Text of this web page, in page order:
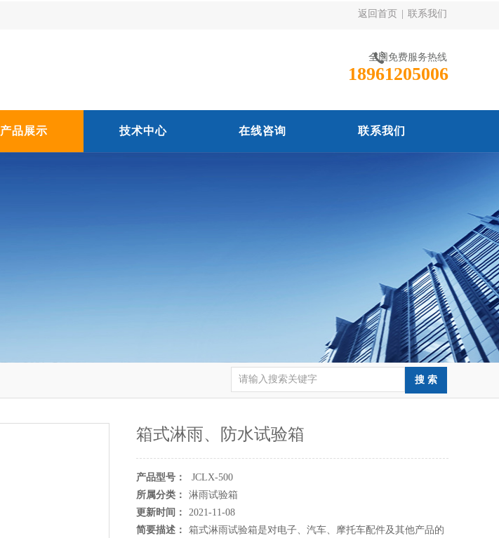
返回首页 联系我们
全国免费服务热线
18961205006
产品展示 技术中心 在线咨询 联系我们
箱式淋雨、防水试验箱
产品型号：
JCLX-500
所属分类：
淋雨试验箱
更新时间：
2021-11-08
简要描述：
箱式淋雨试验箱是对电子、汽车、摩托车配件及其他产品的